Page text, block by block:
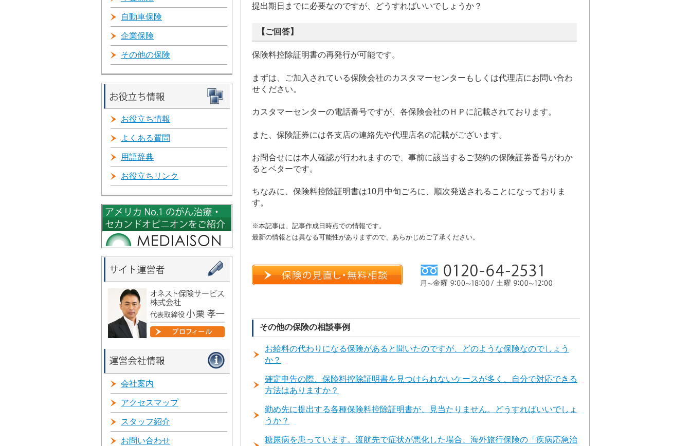
提出期日までに必要なのですが、どうすればいいでしょうか？
【ご回答】
保険料控除証明書の再発行が可能です。
まずは、ご加入されている保険会社のカスタマーセンターもしくは代理店にお問い合わ
せください。
カスタマーセンターの電話番号ですが、各保険会社のＨＰに記載されております。
また、保険証券には各支店の連絡先や代理店名の記載がございます。
お問合せには本人確認が行われますので、事前に該当するご契約の保険証券番号がわか
るとベターです。
ちなみに、保険料控除証明書は10月中旬ごろに、順次発送されることになっておりま
す。
※本記事は、記事作成日時点での情報です。
最新の情報とは異なる可能性がありますので、あらかじめご了承ください。
その他の保険の相談事例
お給料の代わりになる保険があると聞いたのですが、どのような保険なのでしょう
か？
確定申告の際、保険料控除証明書を見つけられないケースが多く、自分で対応できる
方法はありますか？
勤め先に提出する各種保険料控除証明書が、見当たりません。どうすればいいでしょ
うか？
糖尿病を患っています。渡航先で症状が悪化した場合、海外旅行保険の「疾病応急治
自動車保険
企業保険
その他の保険
お役立ち情報
よくある質問
用語辞典
お役立ちリンク
会社案内
アクセスマップ
スタッフ紹介
お問い合わせ